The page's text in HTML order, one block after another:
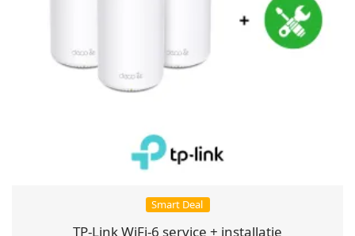
Smart Deal
TP-Link WiFi-6 service + installatie